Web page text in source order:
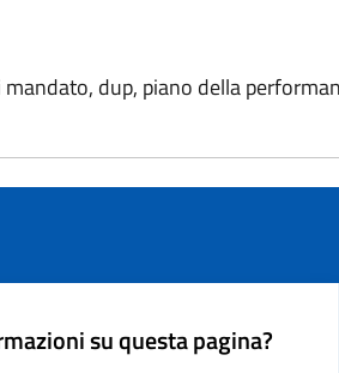
dup, piano della
su questa pagina?